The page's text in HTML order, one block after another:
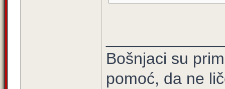
Bošnjaci su
pomoć, da ne